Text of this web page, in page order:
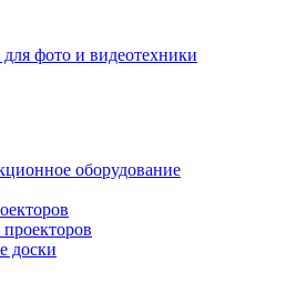
фото и видеотехники
оборудование
доски